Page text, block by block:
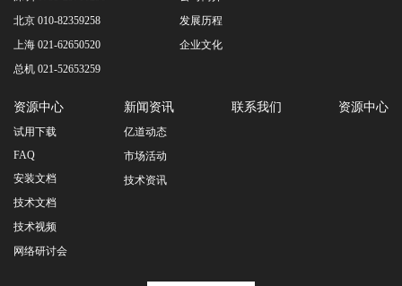
北京 010-82359258
上海 021-62650520
总机 021-52653259
发展历程
企业文化
资源中心
试用下载
FAQ
安装文档
技术文档
技术视频
网络研讨会
新闻资讯
亿道动态
市场活动
技术资讯
联系我们 资源中心